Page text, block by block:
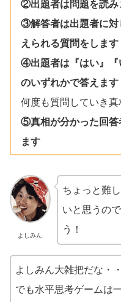
②出題者は問題を読み
③解答者は出題者に対
えられる質問をします
④出題者は『はい』『
のいずれかで答えます
何度も質問していき
⑤真相が分かった回答
ます
よしみん
ちょっと難
いと思うの
う！
よしみん大雑把だな・
でも水平思考ゲームは